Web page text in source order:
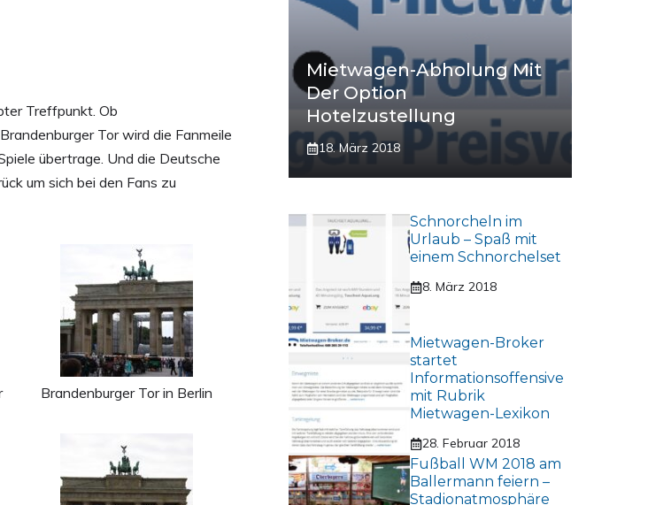
Treffpunkt. Ob
Tor wird die Fanmeile
übertrage. Und die Deutsche
um sich bei den Fans zu
Brandenburger Tor in Berlin
Mietwagen-Abholung Mit
Der Option
Hotelzustellung
18. März 2018
Schnorcheln im
Urlaub – Spaß mit
einem Schnorchelset
8. März 2018
Mietwagen-Broker
startet
Informationsoffensive
mit Rubrik
Mietwagen-Lexikon
28. Februar 2018
Fußball WM 2018 am
Ballermann feiern –
Stadionatmosphäre